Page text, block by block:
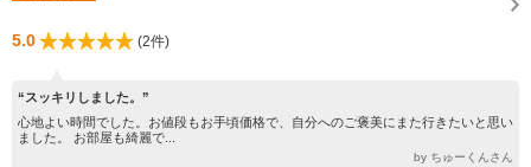
5.0 (2件)
“スッキリしました。”
心地よい時間でした。お値段もお手頃価格で、自分へのご褒美にまた行きたいと思い
ました。 お部屋も綺麗で...
by ちゅーくんさん